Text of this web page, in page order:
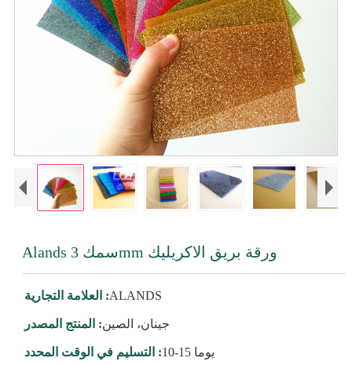
Alands سمك 3mm ورقة بريق الاكريليك
العلامة التجارية :ALANDS
المنتج المصدر :جينان، الصين
التسليم في الوقت المحدد : 10-15 يوما